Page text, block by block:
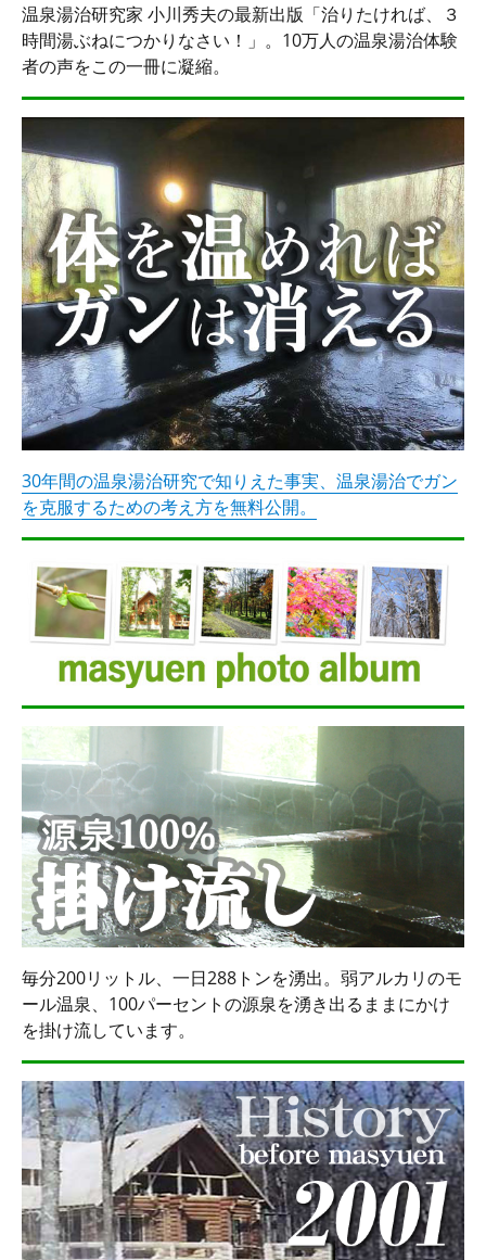
温泉湯治研究家 小川秀夫の最新出版「治りたければ、３
時間湯ぶねにつかりなさい！」。10万人の温泉湯治体験
者の声をこの一冊に凝縮。
30年間の温泉湯治研究で知りえた事実、温泉湯治でガン
を克服するための考え方を無料公開。
毎分200リットル、一日288トンを湧出。弱アルカリのモ
ール温泉、100パーセントの源泉を湧き出るままにかけ
を掛け流しています。